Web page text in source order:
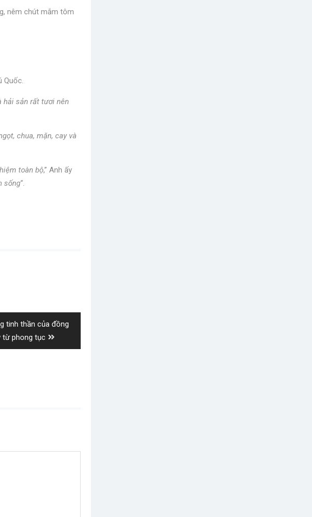
nêm chút mắm tôm
Quốc.
hải sản rất tươi nên
chua, mặn, cay và
toàn bộ,” Anh ấy
sống“.
tinh thần của đồng
từ phong tục